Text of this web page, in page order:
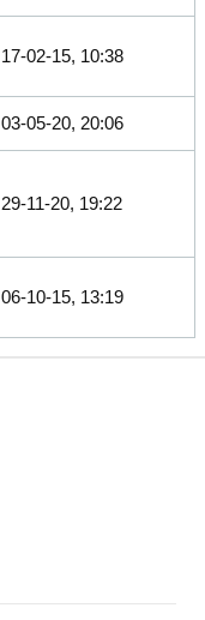
17-02-15, 10:38
03-05-20, 20:06
29-11-20, 19:22
06-10-15, 13:19